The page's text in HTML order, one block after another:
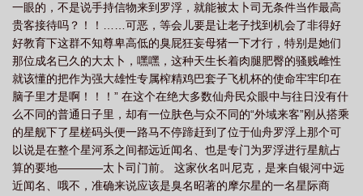
一眼的，不是说手持信物来到罗浮，就能被太卜司无条件当作最高
贵客接待吗？！！……可恶，等会儿要是让老子找到机会了非得好
好教育下这群不知尊卑高低的臭屁狂妄母猪一下才行，特别是她们
那位成名已久的大太卜，嘿嘿，这种天生长着肉腿肥臀的骚贱雌性
就该懂的把作为强大雄性专属榨精鸡巴套子飞机杯的使命牢牢印在
脑子里才是啊！！！” 在这个在绝大多数仙舟民众眼中与往日没有什
么不同的普通日子里，却有一位肤色与众不同的“外域来客”刚从搭乘
的星舰下了星槎码头便一路马不停蹄赶到了位于仙舟罗浮上那个可
以说是在整个星河系之间都远近闻名、也是专门为罗浮进行星航占
算的要地————太卜司门前。 这家伙名叫尼克，是来自银河中远
近闻名、哦不，准确来说应该是臭名昭著的摩尔星的一名星际商